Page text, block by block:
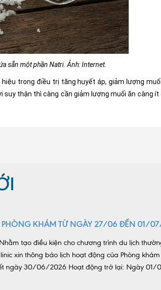
sẵn một phần Natri. Ảnh: Internet.
trong điều trị tăng huyết áp, giảm lượng
thận thì càng cần giảm lượng muối ăn càng ít
KHÁM TỪ NGÀY 27/06 ĐẾN 01/
tạo điều kiện cho chương trình du lịch
xin thông báo lịch hoạt động của Phòng
ngày 30/06/2026 Hoạt động trở lại: Ngày 01/